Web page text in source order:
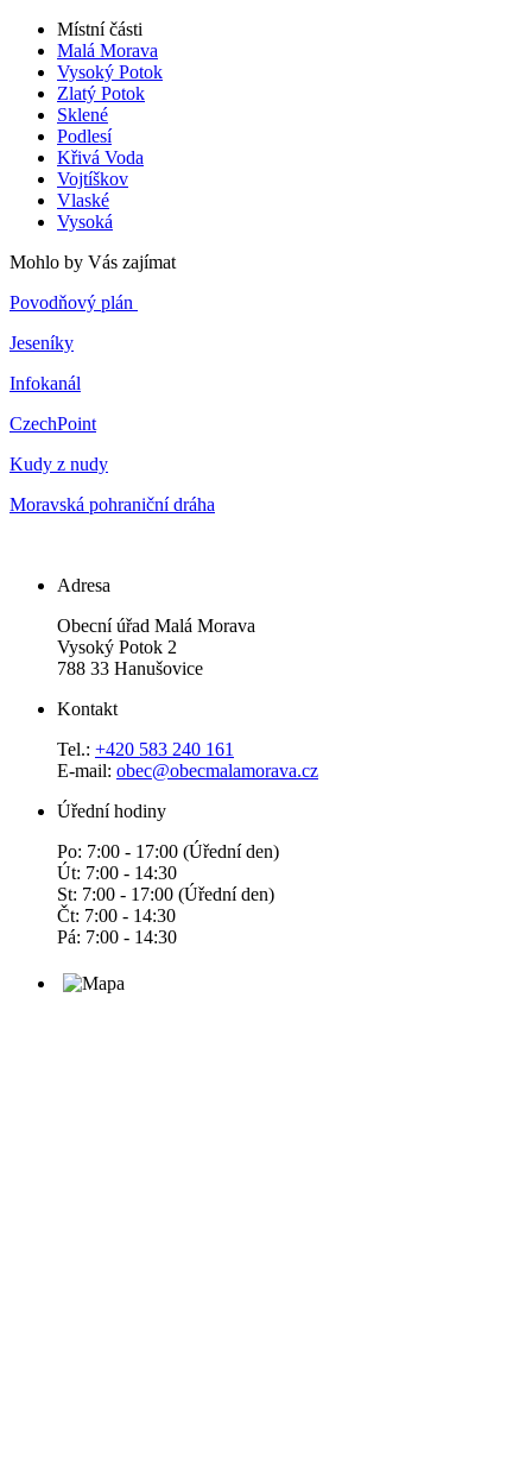
Místní části
Malá Morava
Vysoký Potok
Zlatý Potok
Sklené
Podlesí
Křivá Voda
Vojtíškov
Vlaské
Vysoká
Mohlo by Vás zajímat
Povodňový plán
Jeseníky
Infokanál
CzechPoint
Kudy z nudy
Moravská pohraniční dráha
Adresa
Obecní úřad Malá Morava
Vysoký Potok 2
788 33 Hanušovice
Kontakt
Tel.: +420 583 240 161
E-mail: obec@obecmalamorava.cz
Úřední hodiny
Po: 7:00 - 17:00 (Úřední den)
Út: 7:00 - 14:30
St: 7:00 - 17:00 (Úřední den)
Čt: 7:00 - 14:30
Pá: 7:00 - 14:30